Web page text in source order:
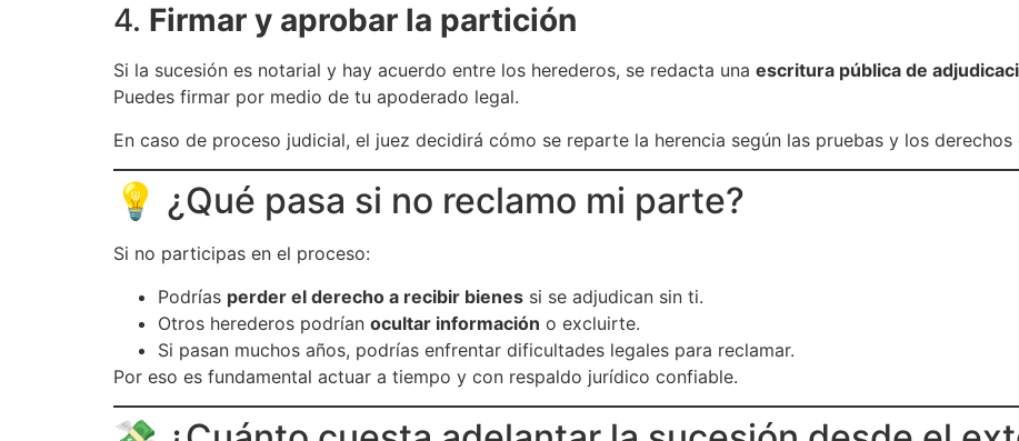
4. Firmar y aprobar la partición
Si la sucesión es notarial y hay acuerdo entre los herederos, se redacta una escritura pública de
Puedes firmar por medio de tu apoderado legal.
En caso de proceso judicial, el juez decidirá cómo se reparte la herencia según las pruebas y los derechos
💡 ¿Qué pasa si no reclamo mi parte?
Si no participas en el proceso:
Podrías perder el derecho a recibir bienes si se adjudican sin ti.
Otros herederos podrían ocultar información o excluirte.
Si pasan muchos años, podrías enfrentar dificultades legales para reclamar.
Por eso es fundamental actuar a tiempo y con respaldo jurídico confiable.